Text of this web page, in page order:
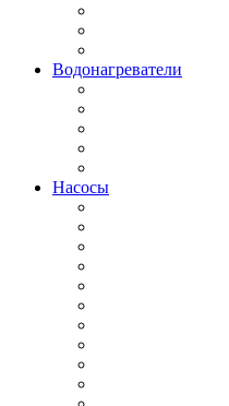
Водонагреватели
Насосы